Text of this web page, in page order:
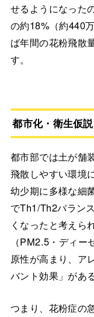
せるようになった
の約18%（約440
ば年間の花粉飛散
す。
都市化・衛生仮説
都市部では土が舗
飛散しやすい環境
幼少期に多様な細
でTh1/Th2バラン
くなったと考えら
（PM2.5・ディ
原性が高まり、ア
バント効果」があ
つまり、花粉症の